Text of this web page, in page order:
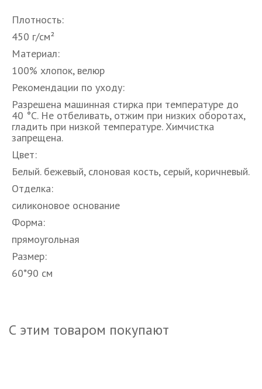
Плотность:
450 г/см²
Материал:
100% хлопок, велюр
Рекомендации по уходу:
Разрешена машинная стирка при температуре до
40 °С. Не отбеливать, отжим при низких оборотах,
гладить при низкой температуре. Химчистка
запрещена.
Цвет:
Белый. бежевый, слоновая кость, серый, коричневый.
Отделка:
силиконовое основание
Форма:
прямоугольная
Размер:
60*90 см
С этим товаром покупают